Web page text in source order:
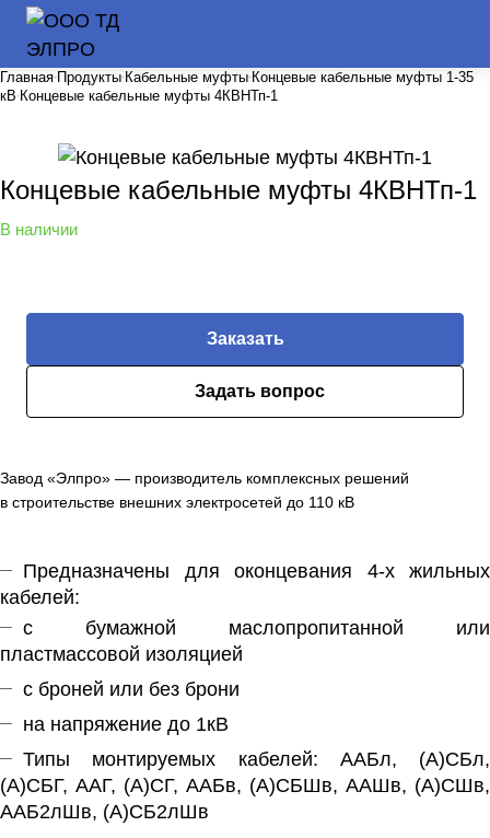
Главная Продукты Кабельные муфты Концевые кабельные муфты 1-35
кВ Концевые кабельные муфты 4КВНТп-1
Концевые кабельные муфты 4КВНТп-1
В наличии
Заказать
Задать вопрос
Завод «Элпро» — производитель комплексных решений
в строительстве внешних электросетей до 110 кВ
Предназначены для оконцевания 4-х жильных
кабелей:
с бумажной маслопропитанной или
пластмассовой изоляцией
с броней или без брони
на напряжение до 1кВ
Типы монтируемых кабелей: ААБл, (А)СБл,
(А)СБГ, ААГ, (А)СГ, ААБв, (А)СБШв, ААШв, (А)СШв,
ААБ2лШв, (А)СБ2лШв